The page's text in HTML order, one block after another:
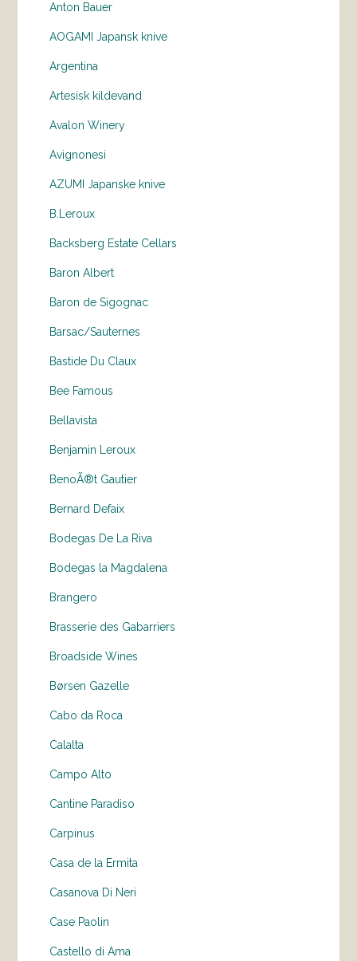
Anton Bauer
AOGAMI Japansk knive
Argentina
Artesisk kildevand
Avalon Winery
Avignonesi
AZUMI Japanske knive
B.Leroux
Backsberg Estate Cellars
Baron Albert
Baron de Sigognac
Barsac/Sauternes
Bastide Du Claux
Bee Famous
Bellavista
Benjamin Leroux
BenoÃ®t Gautier
Bernard Defaix
Bodegas De La Riva
Bodegas la Magdalena
Brangero
Brasserie des Gabarriers
Broadside Wines
Børsen Gazelle
Cabo da Roca
Calalta
Campo Alto
Cantine Paradiso
Carpinus
Casa de la Ermita
Casanova Di Neri
Case Paolin
Castello di Ama